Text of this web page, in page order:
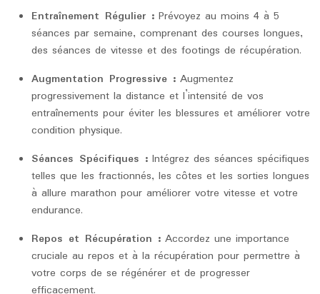
Entraînement Régulier : Prévoyez au moins 4 à 5
séances par semaine, comprenant des courses longues,
des séances de vitesse et des footings de récupération.
Augmentation Progressive : Augmentez
progressivement la distance et l’intensité de vos
entraînements pour éviter les blessures et améliorer votre
condition physique.
Séances Spécifiques : Intégrez des séances spécifiques
telles que les fractionnés, les côtes et les sorties longues
à allure marathon pour améliorer votre vitesse et votre
endurance.
Repos et Récupération : Accordez une importance
cruciale au repos et à la récupération pour permettre à
votre corps de se régénérer et de progresser